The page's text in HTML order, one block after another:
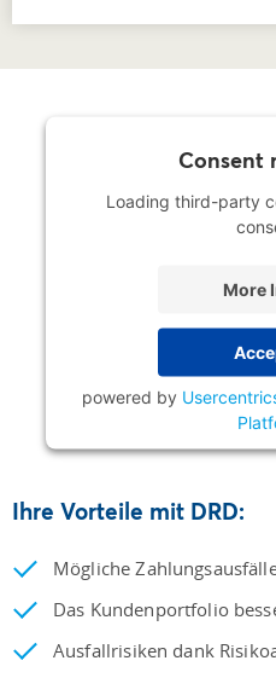
Consent
Loading third-party
More
powered by
Ihre Vorteile mit DRD:
Mögliche
Das Kundenportfolio
Ausfallrisiken dank